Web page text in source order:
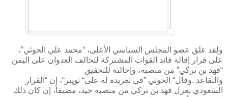
ولقد علق عضو المجلس السياسي الأعلى، “محمد علي الحوثي”،
على قرار إقالة قائد القوات المشتركة لتحالف العدوان على اليمن
“فهد بن تركي” من منصبه، وإحالته للتحقيق
والتقاعد .وقال“ الحوثي ”في تغريدة له على“ تويتر “، إن “القرار
السعودي بعزل فهد بن تركي من منصبه جيد، مضيفاً، إن كان ذلك